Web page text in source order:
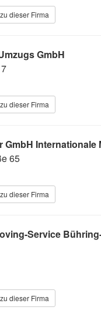
dieser Firma
GmbH
dieser Firma
GmbH
65
dieser Firma
Service
dieser Firma